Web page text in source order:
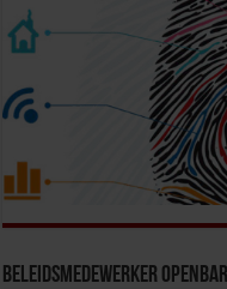
Beleidsmedewerker